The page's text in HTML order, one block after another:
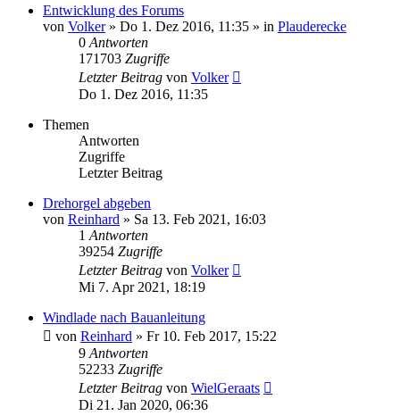
Entwicklung des Forums
von Volker» Do 1. Dez 2016, 11:35 » in Plauderecke
0Antworten
171703 Zugriffe
Letzter Beitrag von Volker
Do 1. Dez 2016, 11:35
Themen
Antworten
Zugriffe
Letzter Beitrag
Drehorgel abgeben
von Reinhard » Sa 13. Feb 2021, 16:03
1Antworten
39254 Zugriffe
Letzter Beitrag von Volker
Mi 7. Apr 2021, 18:19
Windlade nach Bauanleitung
von Reinhard » Fr 10. Feb 2017, 15:22
9Antworten
52233 Zugriffe
Letzter Beitrag von WielGeraats
Di 21. Jan 2020, 06:36